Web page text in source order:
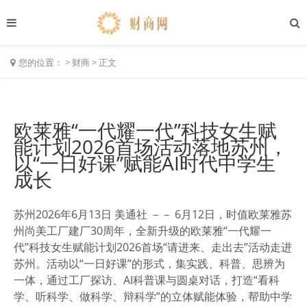
您的位置： > 财商> 正文
欧莱雅“一代耀一代”科技女生赋
能计划2026首场活动落地苏州，
以“一日好课”赋能AI时代中学生
成长
苏州2026年6月13日 美通社 －－ 6月12日，时值欧莱雅苏
州尚美工厂建厂30周年，全新升级的欧莱雅“一代耀一
代”科技女生赋能计划2026首场“请进来、走出去”活动走进
苏州。活动以“一日好课”的形式，集实践、科普、思辨为
一体，通过工厂探访、AI科普课与圆桌对话，打造“看科
学、听科学、做科学、辩科学”的立体赋能体验，帮助中学